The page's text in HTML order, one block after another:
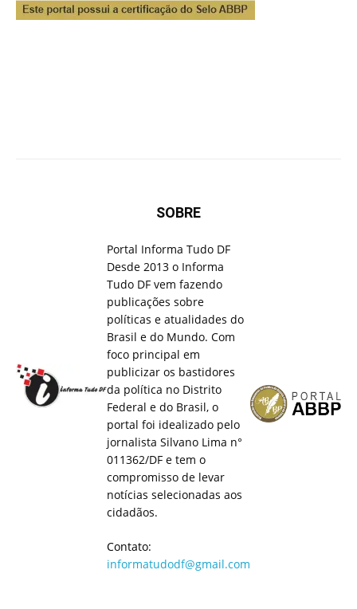
SOBRE
Portal Informa Tudo DF
Desde 2013 o Informa
Tudo DF vem fazendo
publicações sobre
políticas e atualidades do
Brasil e do Mundo. Com
foco principal em
publicizar os bastidores
da política no Distrito
Federal e do Brasil, o
portal foi idealizado pelo
jornalista Silvano Lima n°
011362/DF e tem o
compromisso de levar
notícias selecionadas aos
cidadãos.
Contato:
informatudodf@gmail.com